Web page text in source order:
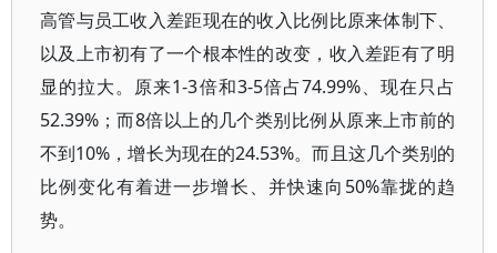
高管与员工收入差距现在的收入比例比原来体制下、
以及上市初有了一个根本性的改变，收入差距有了明
显的拉大。原来1-3倍和3-5倍占74.99%、现在只占
52.39%；而8倍以上的几个类别比例从原来上市前的
不到10%，增长为现在的24.53%。而且这几个类别的
比例变化有着进一步增长、并快速向50%靠拢的趋
势。